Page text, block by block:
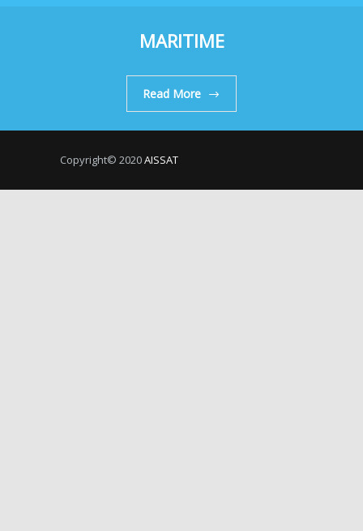
MARITIME
Read More
Copyright© 2020AISSAT